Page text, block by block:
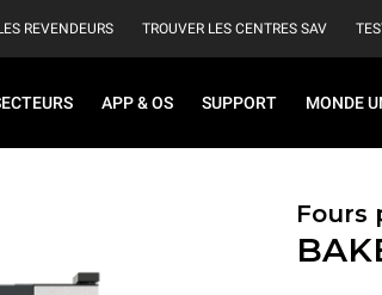
REVENDEURS TROUVER LES CENTRES SAV
APP & OS SUPPORT MONDE
Fours